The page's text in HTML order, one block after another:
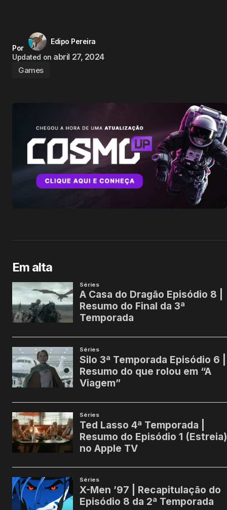
Por
Edipo Pereira
Updated on abril 27, 2024
Games
Em alta